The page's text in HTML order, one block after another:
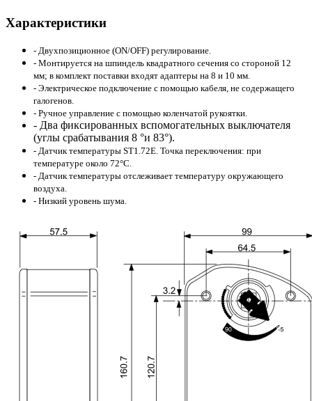
Характеристики
- Двухпозиционное (ON/OFF) регулирование.
- Монтируется на шпиндель квадратного сечения со стороной 12
мм; в комплект поставки входят адаптеры на 8 и 10 мм.
- Электрическое подключение с помощью кабеля, не содержащего
галогенов.
- Ручное управление с помощью коленчатой рукоятки.
- Два фиксированных вспомогательных выключателя
(углы срабатывания 8 °и 83°).
- Датчик температуры ST1.72E. Точка переключения: при
температуре около 72°C.
- Датчик температуры отслеживает температуру окружающего
воздуха.
- Низкий уровень шума.